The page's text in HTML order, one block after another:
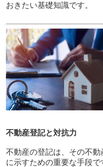
おきたい基礎知識です。
不動産登記と対抗力
不動産の登記は、その不
に示すための重要な手段